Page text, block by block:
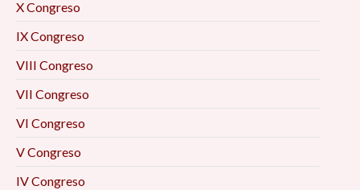
X Congreso
IX Congreso
VIII Congreso
VII Congreso
VI Congreso
V Congreso
IV Congreso